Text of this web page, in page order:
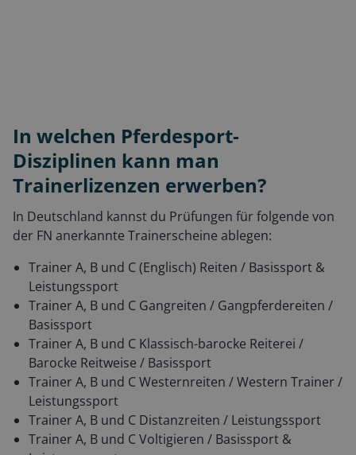
In welchen Pferdesport-
Disziplinen kann man
Trainerlizenzen erwerben?
In Deutschland kannst du Prüfungen für folgende von
der FN anerkannte Trainerscheine ablegen:
Trainer A, B und C (Englisch) Reiten / Basissport &
Leistungssport
Trainer A, B und C Gangreiten / Gangpferdereiten /
Basissport
Trainer A, B und C Klassisch-barocke Reiterei /
Barocke Reitweise / Basissport
Trainer A, B und C Westernreiten / Western Trainer /
Leistungssport
Trainer A, B und C Distanzreiten / Leistungssport
Trainer A, B und C Voltigieren / Basissport &